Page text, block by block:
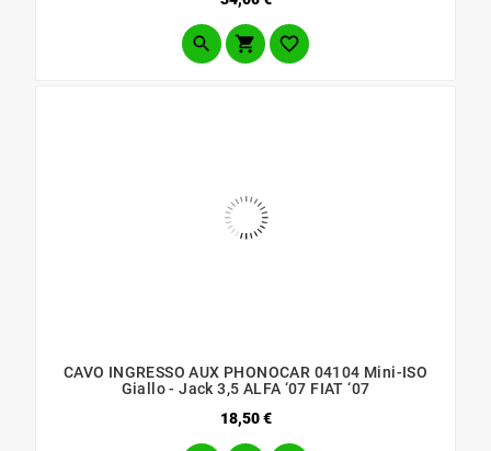
  
CAVO INGRESSO AUX PHONOCAR 04104 Mini-ISO
Giallo - Jack 3,5 ALFA ‘07 FIAT ‘07
18,50 €Prezzo